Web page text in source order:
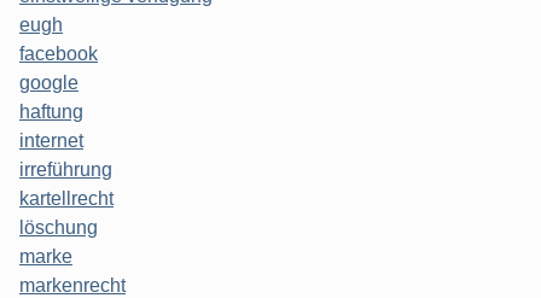
eugh
facebook
google
haftung
internet
irreführung
kartellrecht
löschung
marke
markenrecht